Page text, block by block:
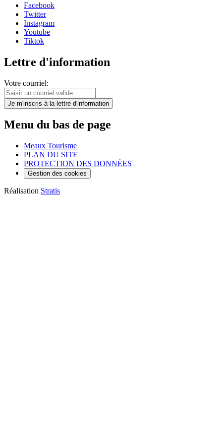
Facebook
Twitter
Instagram
Youtube
Tiktok
Lettre d'information
Votre courriel:
Je m'inscris à la lettre d'information
Menu du bas de page
Meaux Tourisme
PLAN DU SITE
PROTECTION DES DONNÉES
Gestion des cookies
Réalisation Stratis